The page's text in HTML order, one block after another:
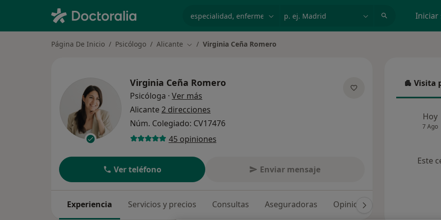
Iniciar
Página De Inicio Psicólogo Alicante Cambiar de ciudad
Virginia Ceña Romero
Virginia Ceña Romero
Psicóloga · Ver más
Alicante 2 direcciones
Núm. Colegiado: CV17476
45 opiniones
Ver teléfono Enviar mensaje
Experiencia Servicios y precios Consultas Aseguradoras Opiniones (45)
Visita
Visita
Hoy
7 Ago
Este